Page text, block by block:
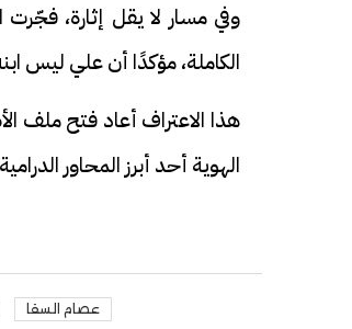
وفي مسار لا يقل إثارة،
الكاملة، مؤكدًا أن علي ليس
هذا الاعتراف أعاد فتح ملف
الهوية أحد أبرز المحاور
عصام السقا